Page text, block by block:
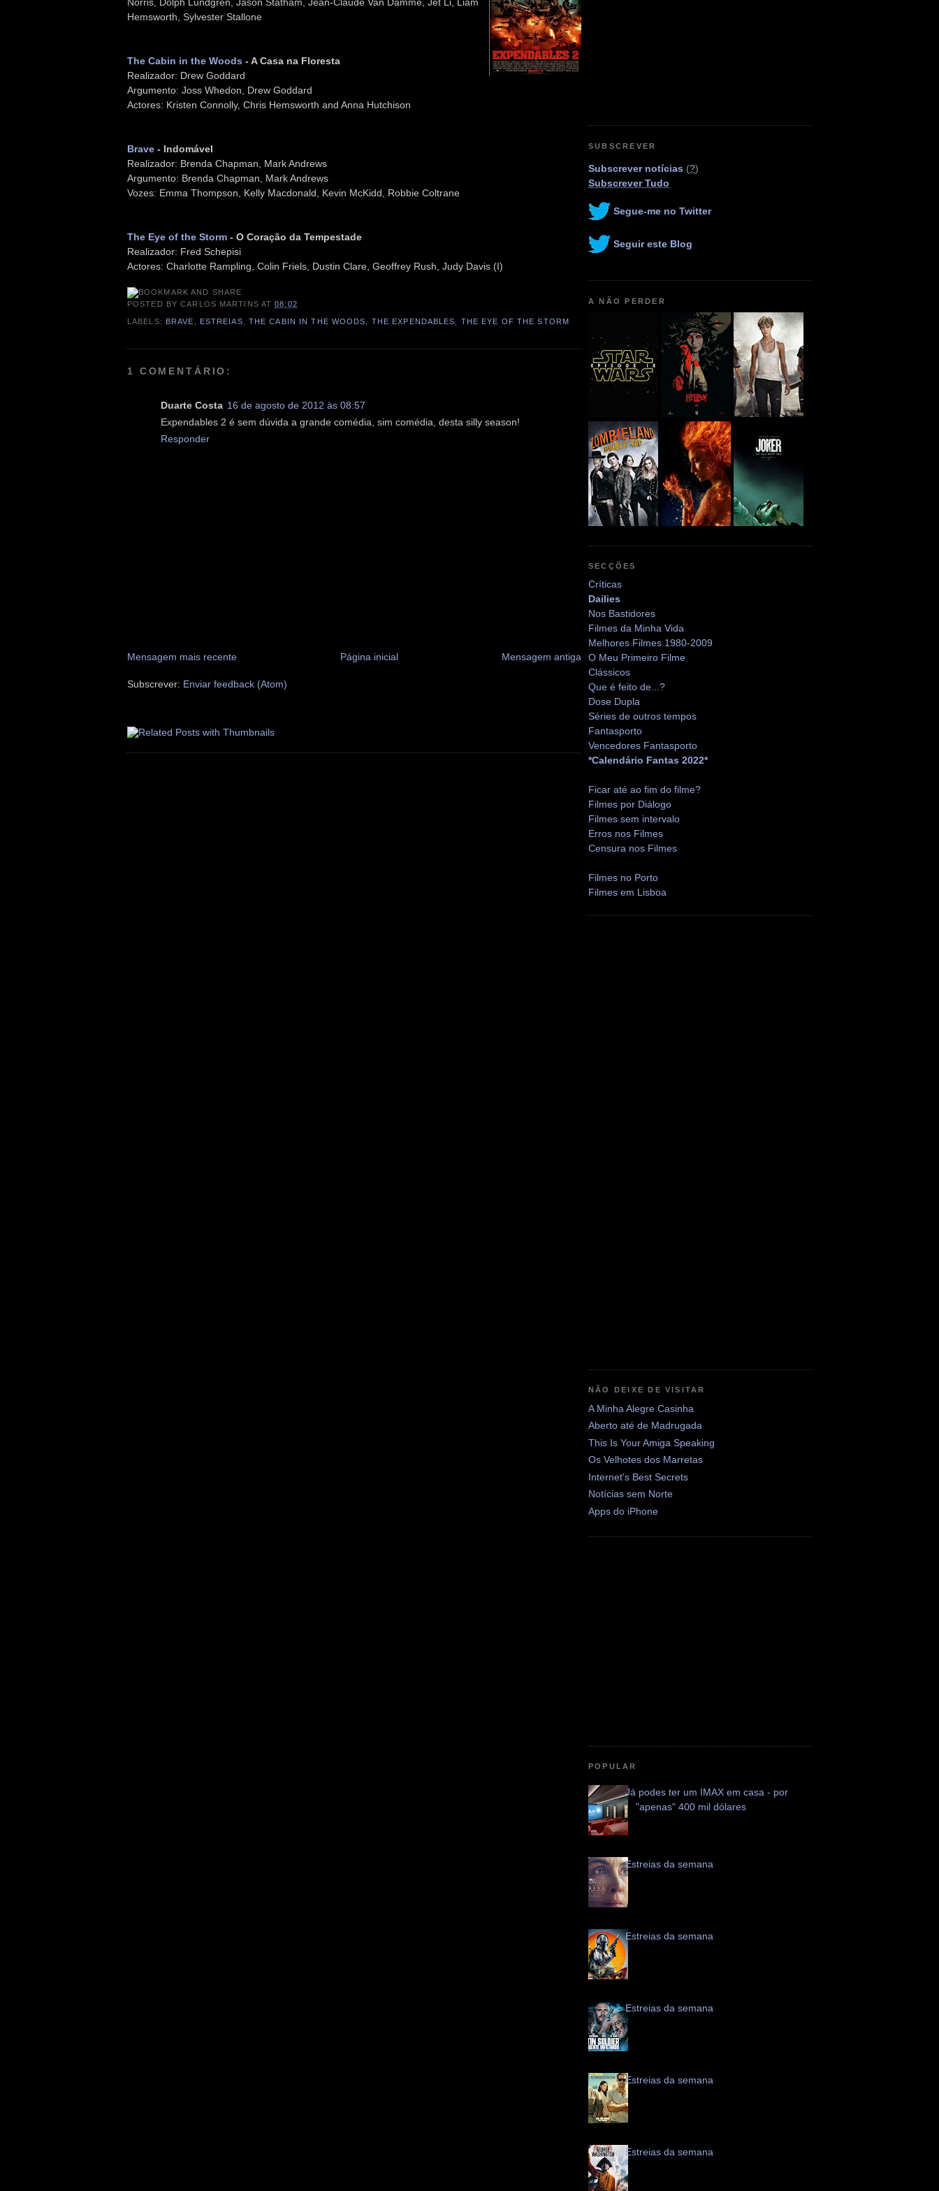
Hemsworth, Sylvester Stallone
The Cabin in the Woods - A Casa na Floresta
Realizador: Drew Goddard
Argumento: Joss Whedon, Drew Goddard
Actores: Kristen Connolly, Chris Hemsworth and Anna Hutchison
Brave - Indomável
Realizador: Brenda Chapman, Mark Andrews
Argumento: Brenda Chapman, Mark Andrews
Vozes: Emma Thompson, Kelly Macdonald, Kevin McKidd, Robbie Coltrane
The Eye of the Storm - O Coração da Tempestade
Realizador: Fred Schepisi
Actores: Charlotte Rampling, Colin Friels, Dustin Clare, Geoffrey Rush, Judy Davis (I)
POSTED BYCARLOS MARTINS AT08:02
LABELS: BRAVE ESTREIAS THE CABIN IN THE WOODS THE EXPENDABLES THE EYE OF THE STORM
1 COMENTÁRIO:
Duarte Costa 16 de agosto de 2012 às 08:57
Expendables 2 é sem dúvida a grande comédia, sim comédia, desta silly season!
Responder
Mensagem mais recente Mensagem antiga
Página inicial
Subscrever: Enviar feedback (Atom)
SUBSCREVER
Subscrever notícias (?)
Subscrever Tudo
Segue-me no Twitter
Seguir este Blog
A NÃO PERDER
SECÇÕES
Críticas
Dailies
Nos Bastidores
Filmes da Minha Vida
Melhores Filmes 1980-2009
O Meu Primeiro Filme
Clássicos
Que é feito de...?
Dose Dupla
Séries de outros tempos
Fantasporto
Vencedores Fantasporto
*Calendário Fantas 2022*
Ficar até ao fim do filme?
Filmes por Diálogo
Filmes sem intervalo
Erros nos Filmes
Censura nos Filmes
Filmes no Porto
Filmes em Lisboa
NÃO DEIXE DE VISITAR
A Minha Alegre Casinha
Aberto até de Madrugada
This Is Your Amiga Speaking
Os Velhotes dos Marretas
Internet's Best Secrets
Notícias sem Norte
Apps do iPhone
POPULAR
Já podes ter um IMAX em casa - por
"apenas" 400 mil dólares
Estreias da semana
Estreias da semana
Estreias da semana
Estreias da semana
Estreias da semana